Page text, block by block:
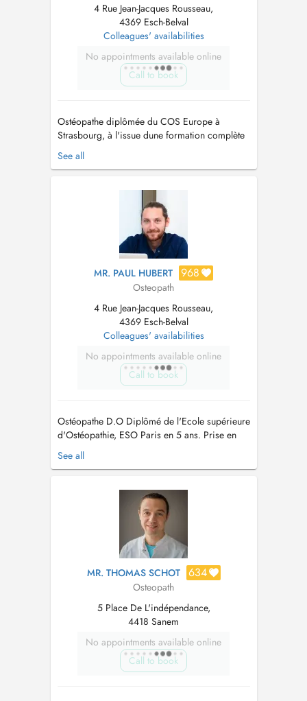
4 Rue Jean-Jacques Rousseau,
4369 Esch-Belval
Colleagues' availabilities
No appointments available online
Call to book
Ostéopathe diplômée du COS Europe à
Strasbourg, à l'issue dune formation complète
en 5 ans, je propose une prise en charge
fondée sur l'écoute, l'échange et une
consultation. Chaque consultation débute par
un temps d'échange rigoureux, permettant
See all
MR. PAUL HUBERT 968
Osteopath
4 Rue Jean-Jacques Rousseau,
4369 Esch-Belval
Colleagues' availabilities
No appointments available online
Call to book
Ostéopathe D.O Diplômé de l'Ecole supérieure
d'Ostéopathie, ESO Paris en 5 ans. Prise en
charge tissulaire, viscérale et structurelle. Prise
en charge nourrissons, femmes enceintes,
See all
MR. THOMAS SCHOT 634
Osteopath
5 Place De L'indépendance,
4418 Sanem
No appointments available online
Call to book